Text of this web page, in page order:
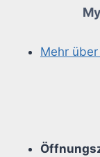
Mehr